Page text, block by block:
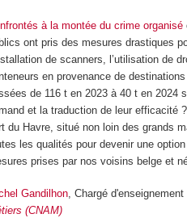
à la montée du crime organisé
ont pris des mesures drastiques
de scanners, l’utilisation de
en provenance de
de 116 t en 2023 à 40 t en 2024
et la traduction de leur efficacité
du Havre, situé non loin des grands
les qualités pour devenir une
prises par nos voisins belge et
Gandilhon, Chargé
(CNAM)